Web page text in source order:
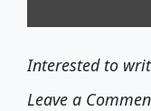
Interested to
Leave a